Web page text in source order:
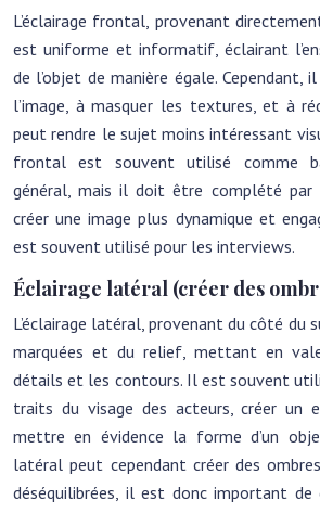
L’éclairage frontal, provenant
est uniforme et informatif, éclairant
de l’objet de manière égale. Cependant,
l’image, à masquer les textures, et à
peut rendre le sujet moins intéressant
frontal est souvent utilisé comme
général, mais il doit être complété par
créer une image plus dynamique et
est souvent utilisé pour les interviews.
Éclairage latéral (créer des
L’éclairage latéral, provenant du côté du
marquées et du relief, mettant en
détails et les contours. Il est souvent
traits du visage des acteurs, créer un
mettre en évidence la forme d’un
latéral peut cependant créer des
déséquilibrées, il est donc important